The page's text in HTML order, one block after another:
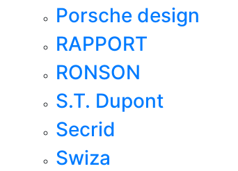
Porsche design
RAPPORT
RONSON
S.T. Dupont
Secrid
Swiza